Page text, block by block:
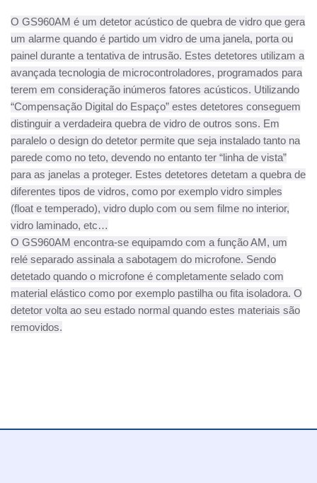
O GS960AM é um detetor acústico de quebra de vidro que gera
um alarme quando é partido um vidro de uma janela, porta ou
painel durante a tentativa de intrusão. Estes detetores utilizam a
avançada tecnologia de microcontroladores, programados para
terem em consideração inúmeros fatores acústicos. Utilizando
“Compensação Digital do Espaço” estes detetores conseguem
distinguir a verdadeira quebra de vidro de outros sons. Em
paralelo o design do detetor permite que seja instalado tanto na
parede como no teto, devendo no entanto ter “linha de vista”
para as janelas a proteger. Estes detetores detetam a quebra de
diferentes tipos de vidros, como por exemplo vidro simples
(float e temperado), vidro duplo com ou sem filme no interior,
vidro laminado, etc…
O GS960AM encontra-se equipamdo com a função AM, um
relé separado assinala a sabotagem do microfone. Sendo
detetado quando o microfone é completamente selado com
material elástico como por exemplo pastilha ou fita isoladora. O
detetor volta ao seu estado normal quando estes materiais são
removidos.